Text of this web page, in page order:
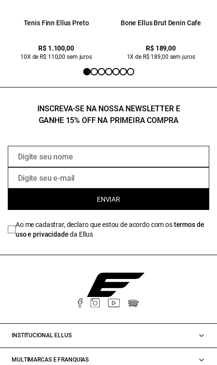
Tenis Finn Ellus Preto
R$ 1.100,00
10X de R$ 110,00 sem juros
Bone Ellus Brut Denin Cafe
R$ 189,00
1X de R$ 189,00 sem juros
INSCREVA-SE NA NOSSA NEWSLETTER E
GANHE 15% OFF NA PRIMEIRA COMPRA
ENVIAR
Ao me cadastrar, declaro que estou de acordo com ostermos de
uso e privacidadeda Ellus
INSTITUCIONAL ELLUS
MULTIMARCAS E FRANQUIAS